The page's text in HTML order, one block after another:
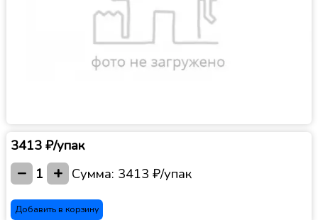
3413 ₽/упак
− 1 + Сумма: 3413 ₽/упак
Добавить в корзину